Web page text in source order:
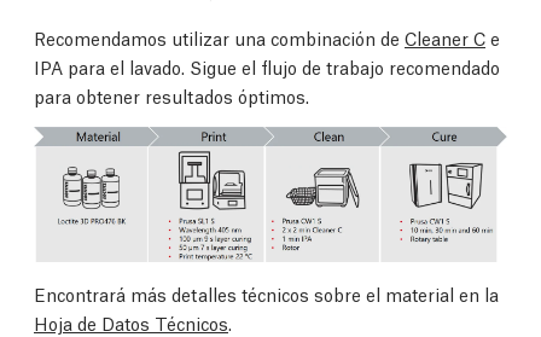
Recomendamos utilizar una combinación de Cleaner C e
IPA para el lavado. Sigue el flujo de trabajo recomendado
para obtener resultados óptimos.
Encontrará más detalles técnicos sobre el material en la
Hoja de Datos Técnicos.